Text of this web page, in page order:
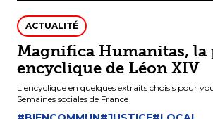
ACTUALITÉ
Magnifica Humanitas, la
encyclique de Léon XIV
L'encyclique en quelques extraits choisis pour
Semaines sociales de France